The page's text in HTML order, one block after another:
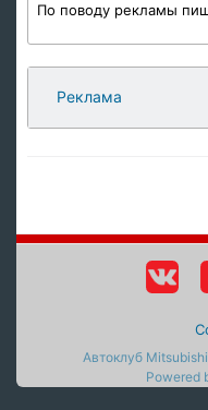
По поводу рекламы
Реклама
Автоклуб
Powered